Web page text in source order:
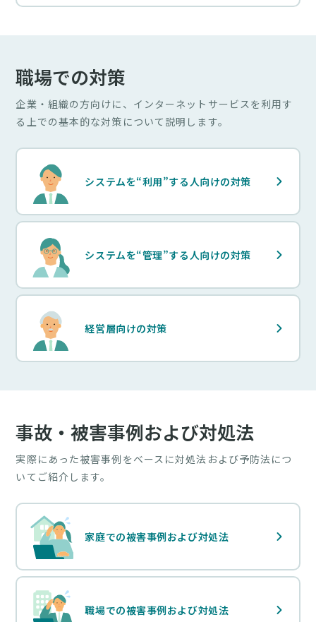
職場での対策
企業・組織の方向けに、インターネットサービスを利用す
る上での基本的な対策について説明します。
システムを“利用”する人向けの対策
システムを“管理”する人向けの対策
経営層向けの対策
事故・被害事例および対処法
実際にあった被害事例をベースに対処法および予防法につ
いてご紹介します。
家庭での被害事例および対処法
職場での被害事例および対処法